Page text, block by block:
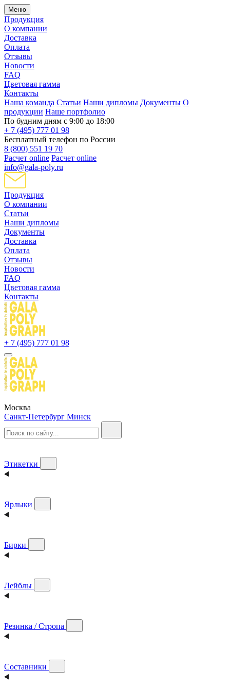
Меню
Продукция
О компании
Доставка
Оплата
Отзывы
Новости
FAQ
Цветовая гамма
Контакты
Наша команда Статьи Наши дипломы Документы О
продукции Наше портфолио
По будним дням с 9:00 до 18:00
+ 7 (495) 777 01 98
Бесплатный телефон по России
8 (800) 551 19 70
Расчет online Расчет online
info@gala-poly.ru
Продукция
О компании
Статьи
Наши дипломы
Документы
Доставка
Оплата
Отзывы
Новости
FAQ
Цветовая гамма
Контакты
+ 7 (495) 777 01 98
Москва
Санкт-Петербург Минск
Этикетки
Ярлыки
Бирки
Лейблы
Резинка / Стропа
Составники